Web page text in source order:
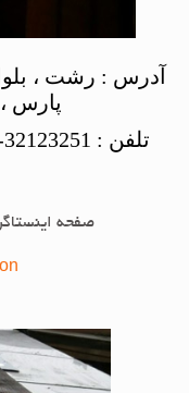
آدرس : رشت ،
پارس ،
تلفن : 32123251-013 | همراه : 09113368657
صفحه